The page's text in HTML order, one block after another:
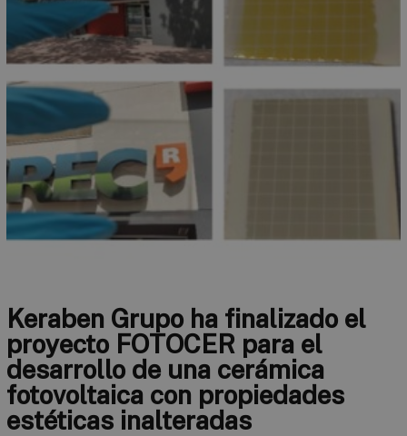
Keraben Grupo ha finalizado el
proyecto FOTOCER para el
desarrollo de una cerámica
fotovoltaica con propiedades
estéticas inalteradas